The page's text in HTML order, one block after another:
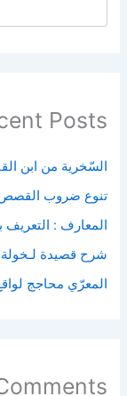
Posts
السّخرية من ابن
تنوع ضروب القصص
المعارف :
شرح قصيدة لـخولة
المعرّي محاجج